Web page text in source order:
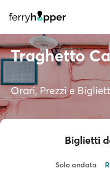
Traghetto
Orari, Prezzi e
Biglietti
Solo andata